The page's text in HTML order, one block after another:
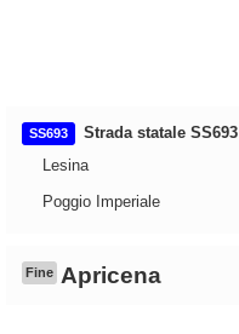
SS693
Strada statale SS693
Lesina
Poggio Imperiale
Fine Apricena